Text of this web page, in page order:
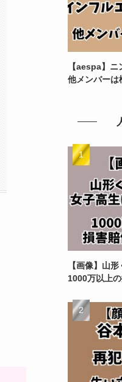
【aespa】
他メンバーは
【画像】山
1000万以上